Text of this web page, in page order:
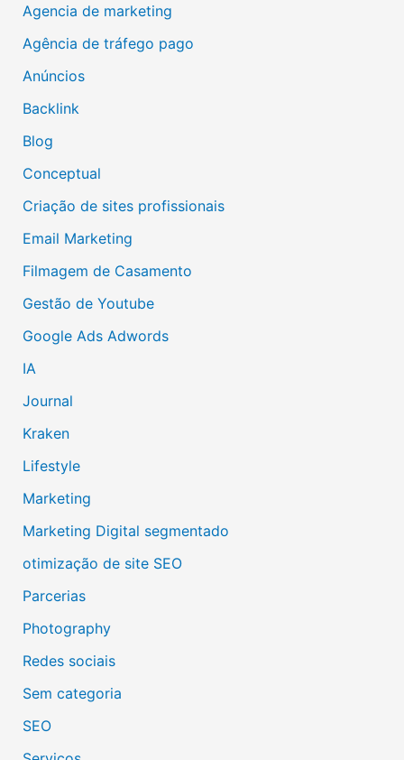
Agencia de marketing
Agência de tráfego pago
Anúncios
Backlink
Blog
Conceptual
Criação de sites profissionais
Email Marketing
Filmagem de Casamento
Gestão de Youtube
Google Ads Adwords
IA
Journal
Kraken
Lifestyle
Marketing
Marketing Digital segmentado
otimização de site SEO
Parcerias
Photography
Redes sociais
Sem categoria
SEO